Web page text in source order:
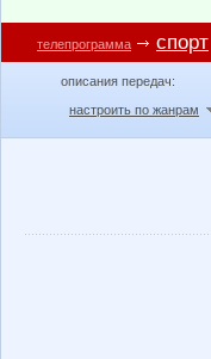
телепрограмма спорт
описания передач:
настроить по жанрам